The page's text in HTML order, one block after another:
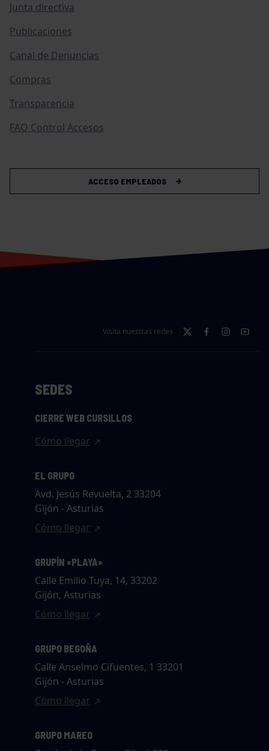
Junta directiva
Publicaciones
Canal de Denuncias
Compras
Transparencia
FAQ Control Accesos
ACCESO EMPLEADOS
Visita nuestras redes
SEDES
CIERRE WEB CURSILLOS
Cómo llegar
EL GRUPO
Avd. Jesús Revuelta, 2 33204
Gijón - Asturias
Cómo llegar
GRUPÍN «PLAYA»
Calle Emilio Tuya, 14, 33202
Gijón, Asturias
Cómo llegar
GRUPO BEGOÑA
Calle Anselmo Cifuentes, 1 33201
Gijón - Asturias
Cómo llegar
GRUPO MAREO